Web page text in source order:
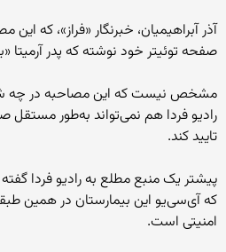
آذر آبراهیمیان، خبرنگار «فراز»، که
صفحه توئیتر خود نوشته که پدر آرمیتا
مشخص نیست که این مصاحبه در چه
رادیو فردا هم نمی‌تواند به‌طور
تایید کند.
پیشتر یک منبع مطلع به رادیو فردا
که آی‌سی‌یو این بیمارستان در همین
امنیتی است.